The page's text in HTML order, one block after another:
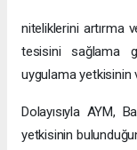
niteliklerini artırma
tesisini sağlama
uygulama yetkisinin
Dolayısıyla AYM,
yetkisinin